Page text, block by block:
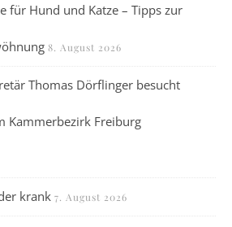
für Hund und Katze – Tipps zur
8. August 2026
Thomas Dörflinger besucht
Kammerbezirk Freiburg
krank 7. August 2026